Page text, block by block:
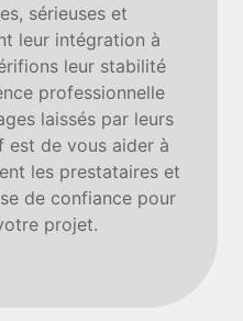
sérieuses et
leur intégration à
leur stabilité
professionnelle
laissés par leurs
de vous aider à
les prestataires et
de confiance pour
projet.